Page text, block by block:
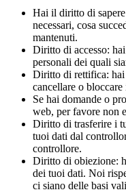
Hai il diritto di
necessari, cosa
mantenuti.
Diritto di accesso:
personali dei quali
Diritto di rettifica:
cancellare o
Se hai domande o
web, per favore non
Diritto di trasferire i
tuoi dati dal
controllore.
Diritto di obiezione:
dei tuoi dati. Noi
ci siano delle basi